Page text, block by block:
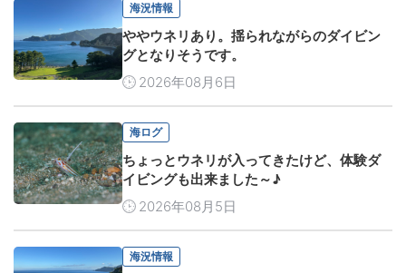
海況情報
ややウネリあり。揺られながらのダイビン
グとなりそうです。
2026年08月6日
海ログ
ちょっとウネリが入ってきたけど、体験ダ
イビングも出来ました～♪
2026年08月5日
海況情報